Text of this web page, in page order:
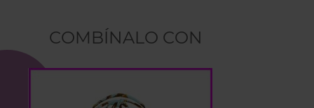
COMBÍNALO CON